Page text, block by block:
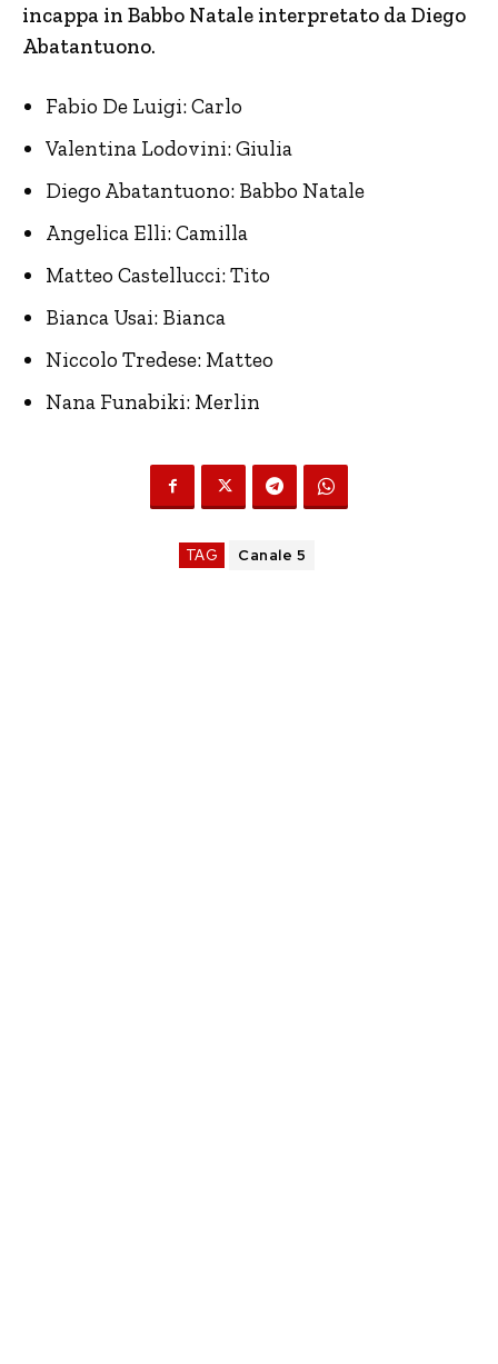
incappa in Babbo Natale interpretato da Diego
Abatantuono.
Fabio De Luigi: Carlo
Valentina Lodovini: Giulia
Diego Abatantuono: Babbo Natale
Angelica Elli: Camilla
Matteo Castellucci: Tito
Bianca Usai: Bianca
Niccolo Tredese: Matteo
Nana Funabiki: Merlin
TAG Canale 5